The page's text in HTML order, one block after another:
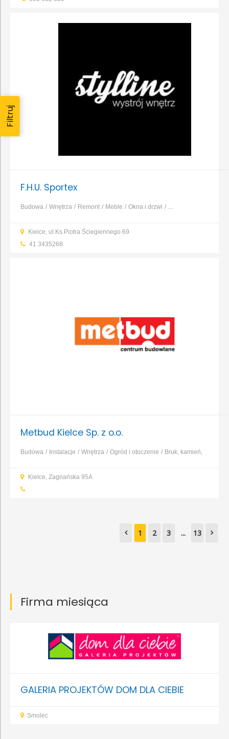
Filtruj
F.H.U. Sportex
Budowa Wnętrza Remont Meble Okna i drzwi ...
Kielce, ul.Ks.Piotra Ściegiennego 69
41 3435268
Metbud Kielce Sp. z o.o.
Budowa Instalacje Wnętrza Ogród i otoczenie
Bruk, kamień,
ocieplenie
Fundamenty, prace ziemne, wykopy
Kielce, Zagnańska 95A
1 2 3 ... 13
Firma miesiąca
GALERIA PROJEKTÓW DOM DLA CIEBIE
Smolec